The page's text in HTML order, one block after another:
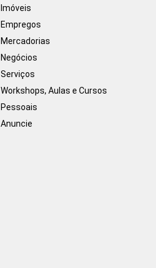
Imóveis
Empregos
Mercadorias
Negócios
Serviços
Workshops, Aulas e Cursos
Pessoais
Anuncie